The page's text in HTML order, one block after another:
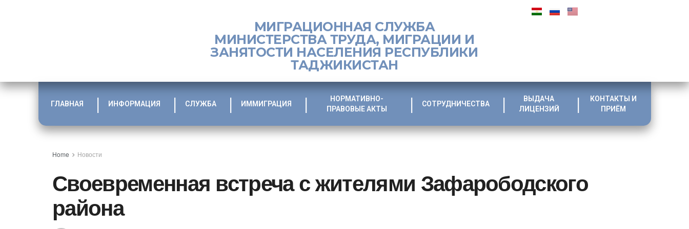
МИГРАЦИОННАЯ СЛУЖБА
МИНИСТЕРСТВА ТРУДА, МИГРАЦИИ И
ЗАНЯТОСТИ НАСЕЛЕНИЯ РЕСПУБЛИКИ
ТАДЖИКИСТАН
ГЛАВНАЯ ИНФОРМАЦИЯ СЛУЖБА ИММИГРАЦИЯ
НОРМАТИВНО-
ПРАВОВЫЕ АКТЫ
СОТРУДНИЧЕСТВА
ВЫДАЧА
ЛИЦЕНЗИЙ
КОНТАКТЫ И
ПРИЁМ
Home Новости
Своевременная встреча с жителями Зафарободского
района